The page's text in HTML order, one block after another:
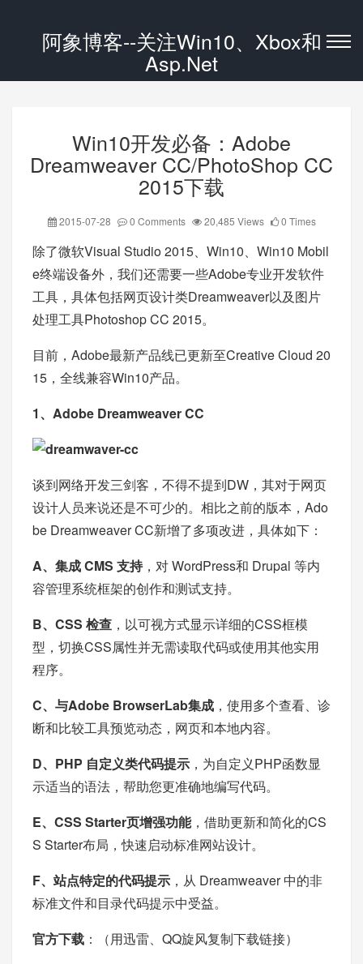
阿象博客--关注Win10、Xbox和
Asp.Net
Win10开发必备：Adobe
Dreamweaver CC/PhotoShop CC
2015下载
2015-07-28 0 Comments 20,485 Views 0 Times
除了微软Visual Studio 2015、Win10、Win10 Mobil
e终端设备外，我们还需要一些Adobe专业开发软件
工具，具体包括网页设计类Dreamweaver以及图片
处理工具Photoshop CC 2015。
目前，Adobe最新产品线已更新至Creative Cloud 20
15，全线兼容Win10产品。
1、Adobe Dreamweaver CC
谈到网络开发三剑客，不得不提到DW，其对于网页
设计人员来说还是不可少的。相比之前的版本，Ado
be Dreamweaver CC新增了多项改进，具体如下：
A、集成 CMS 支持，对 WordPress和 Drupal 等内
容管理系统框架的创作和测试支持。
B、CSS 检查 ，以可视方式显示详细的CSS框模
型，切换CSS属性并无需读取代码或使用其他实用
程序。
C、与Adobe BrowserLab集成 ，使用多个查看、诊
断和比较工具预览动态，网页和本地内容。
D、PHP 自定义类代码提示 ，为自定义PHP函数显
示适当的语法，帮助您更准确地编写代码。
E、CSS Starter页增强功能，借助更新和简化的CS
S Starter布局，快速启动标准网站设计。
F、站点特定的代码提示 ，从 Dreamweaver 中的非
标准文件和目录代码提示中受益。
官方下载 ：（用迅雷、QQ旋风复制下载链接）